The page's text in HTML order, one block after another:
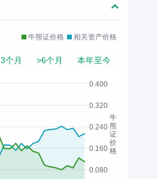
牛熊证价格 相关资产价格
3个月 >6个月 本年至今
0.080
0.160
0.240
0.320
0.400
牛
熊
证
价
格